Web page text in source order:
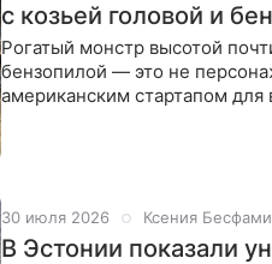
с козьей головой и
Рогатый монстр высотой
бензопилой — это не
американским стартапом
30 июля 2026 Ксения
В Эстонии показали